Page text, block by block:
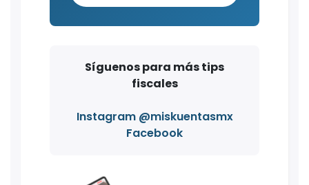
Síguenos para más tips
fiscales
Instagram @miskuentasmx
Facebook